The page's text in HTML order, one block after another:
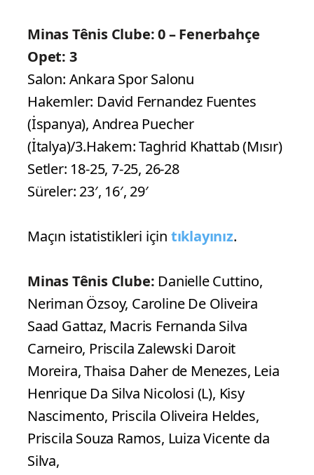
Minas Tênis Clube: 0 – Fenerbahçe
Opet: 3
Salon: Ankara Spor Salonu
Hakemler: David Fernandez Fuentes
(İspanya), Andrea Puecher
(İtalya)/3.Hakem: Taghrid Khattab (Mısır)
Setler: 18-25, 7-25, 26-28
Süreler: 23′, 16′, 29′
Maçın istatistikleri için tıklayınız.
Minas Tênis Clube: Danielle Cuttino,
Neriman Özsoy, Caroline De Oliveira
Saad Gattaz, Macris Fernanda Silva
Carneiro, Priscila Zalewski Daroit
Moreira, Thaisa Daher de Menezes, Leia
Henrique Da Silva Nicolosi (L), Kisy
Nascimento, Priscila Oliveira Heldes,
Priscila Souza Ramos, Luiza Vicente da
Silva,